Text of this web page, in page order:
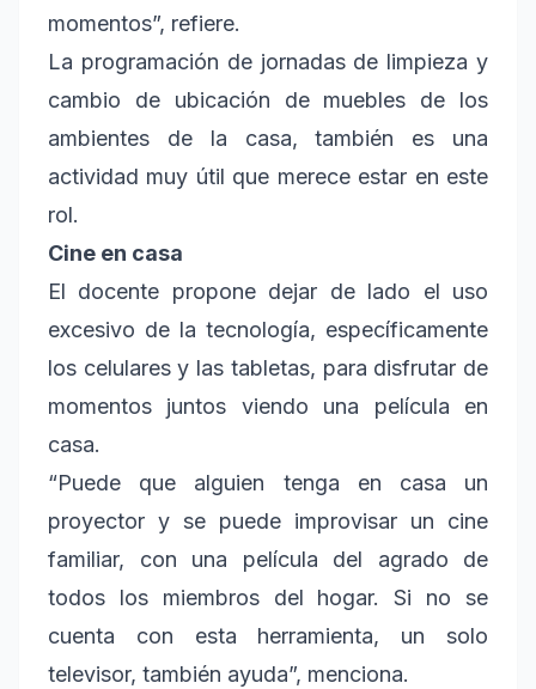
momentos”, refiere.
La programación de jornadas de limpieza y
cambio de ubicación de muebles de los
ambientes de la casa, también es una
actividad muy útil que merece estar en este
rol.
Cine en casa
El docente propone dejar de lado el uso
excesivo de la tecnología, específicamente
los celulares y las tabletas, para disfrutar de
momentos juntos viendo una película en
casa.
“Puede que alguien tenga en casa un
proyector y se puede improvisar un cine
familiar, con una película del agrado de
todos los miembros del hogar. Si no se
cuenta con esta herramienta, un solo
televisor, también ayuda”, menciona.